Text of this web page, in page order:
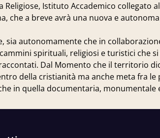
Istituto Accademico collegato
che a breve avrà una nuova e
autonomamente che in
spirituali, religiosi e turistici che
Dal Momento che il territorio
della cristianità ma anche meta fra le
in quella documentaria, monumentale